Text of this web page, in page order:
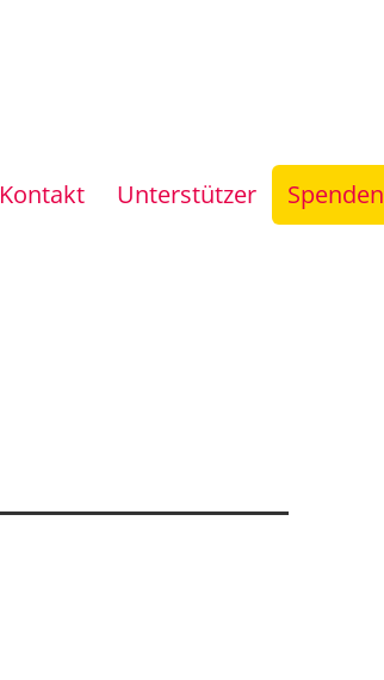
Kontakt Unterstützer Spenden